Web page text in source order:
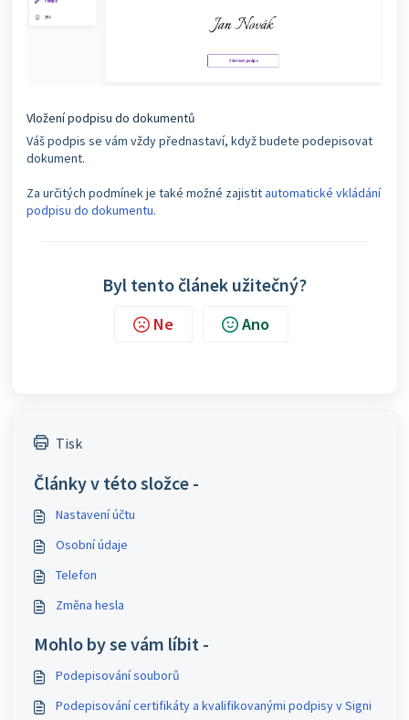
Vložení podpisu do dokumentů
Váš podpis se vám vždy přednastaví, když budete podepisovat
dokument.
Za určitých podmínek je také možné zajistitautomatické vkládání
podpisu do dokumentu.
Byl tento článek užitečný?
Ne Ano
Tisk
Články v této složce -
Nastavení účtu
Osobní údaje
Telefon
Změna hesla
Mohlo by se vám líbit -
Podepisování souborů
Podepisování certifikáty a kvalifikovanými podpisy v Signi